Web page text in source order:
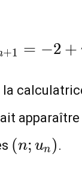
+1 = −2 +
la
(n;u_n)
(n; un) .